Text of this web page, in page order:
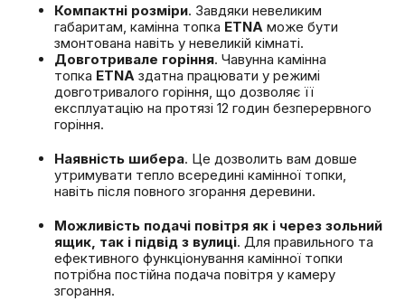
Компактні розміри. Завдяки невеликим
габаритам, камінна топка ETNA може бути
змонтована навіть у невеликій кімнаті.
Довготривале горіння. Чавунна камінна
топка ETNA здатна працювати у режимі
довготривалого горіння, що дозволяє її
експлуатацію на протязі 12 годин безперервного
горіння.
Наявність шибера. Це дозволить вам довше
утримувати тепло всередині камінної топки,
навіть після повного згорання деревини.
Можливість подачі повітря як і через зольний
ящик, так і підвід з вулиці. Для правильного та
ефективного функціонування камінної топки
потрібна постійна подача повітря у камеру
згорання.